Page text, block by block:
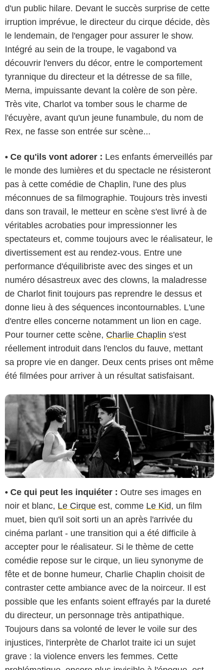
d'un public hilare. Devant le succès surprise de cette
irruption imprévue, le directeur du cirque décide, dès
le lendemain, de l'engager pour assurer le show.
Intégré au sein de la troupe, le vagabond va
découvrir l'envers du décor, entre le comportement
tyrannique du directeur et la détresse de sa fille,
Merna, impuissante devant la colère de son père.
Très vite, Charlot va tomber sous le charme de
l'écuyère, avant qu'un jeune funambule, du nom de
Rex, ne fasse son entrée sur scène...
• Ce qu'ils vont adorer : Les enfants émerveillés par
le monde des lumières et du spectacle ne résisteront
pas à cette comédie de Chaplin, l'une des plus
méconnues de sa filmographie. Toujours très investi
dans son travail, le metteur en scène s'est livré à de
véritables acrobaties pour impressionner les
spectateurs et, comme toujours avec le réalisateur, le
divertissement est au rendez-vous. Entre une
performance d'équilibriste avec des singes et un
numéro désastreux avec des clowns, la maladresse
de Charlot finit toujours pas reprendre le dessus et
donne lieu à des séquences incontournables. L'une
d'entre elles concerne notamment un lion en cage.
Pour tourner cette scène, Charlie Chaplin s'est
réellement introduit dans l'enclos du fauve, mettant
sa propre vie en danger. Deux cents prises ont même
été filmées pour arriver à un résultat satisfaisant.
• Ce qui peut les inquiéter : Outre ses images en
noir et blanc, Le Cirque est, comme Le Kid, un film
muet, bien qu'il soit sorti un an après l'arrivée du
cinéma parlant - une transition qui a été difficile à
accepter pour le réalisateur. Si le thème de cette
comédie repose sur le cirque, un lieu synonyme de
fête et de bonne humeur, Charlie Chaplin choisit de
contraster cette ambiance avec de la noirceur. Il est
possible que les enfants soient effrayés par la dureté
du directeur, un personnage très antipathique.
Toujours dans sa volonté de lever le voile sur des
injustices, l'interprète de Charlot traite ici un sujet
grave : la violence envers les femmes. Cette